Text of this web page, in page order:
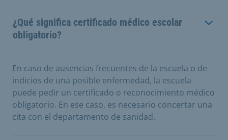
¿Qué significa certificado médico escolar
obligatorio?
En caso de ausencias frecuentes de la escuela o de
indicios de una posible enfermedad, la escuela
puede pedir un certificado o reconocimiento médico
obligatorio. En ese caso, es necesario concertar una
cita con el departamento de sanidad.